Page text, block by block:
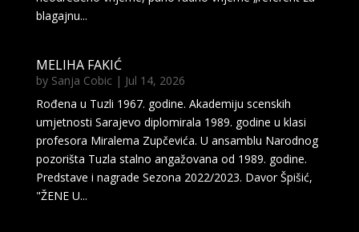
blagajnu...
MELIHA FAKIĆ
by Sanja Cobic| Jul 14, 2026
Rođena u Tuzli 1967. godine. Akademiju scenskih
umjetnosti Sarajevo diplomirala 1989. godine u klasi
profesora Miralema Zupčevića. U ansamblu Narodnog
pozorišta Tuzla stalno angažovana od 1989. godine.
Predstave i nagrade Sezona 2022/2023. Davor Špišić,
"ŽENE U...